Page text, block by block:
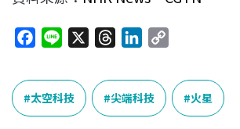
c
e
b
n
e
r
e
a
n
k
e
y
太空科技 尖端科技 火星